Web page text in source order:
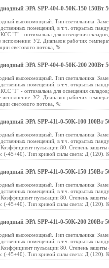
ЭРА SPP-404-0-50K-150 150Вт
высокомощный. Тип светильника:
помещений, в т.ч. открытых
"Г" - оптимальна для освещения
исполнение: У2. Диапазон рабочих
светового потока, %:
ЭРА SPP-404-0-50K-200 200Вт
высокомощный. Тип светильника:
помещений, в т.ч. открытых
"Г" - оптимальна для освещения
исполнение: У2. Диапазон рабочих
светового потока, %:
ЭРА SPP-411-0-50K-100 100Вт
высокомощный. Тип светильника:
помещений, в т.ч. открытых
пульсации 80. Степень
(-45+40). Тип кривой силы света: Д (120).
ЭРА SPP-411-0-50K-150 150Вт
высокомощный. Тип светильника:
помещений, в т.ч. открытых
пульсации 80. Степень
(-45+40). Тип кривой силы света: Д (120).
ЭРА SPP-411-0-50K-200 200Вт
высокомощный. Тип светильника:
помещений, в т.ч. открытых
пульсации 80. Степень
(-45+40). Тип кривой силы света: Д (120).